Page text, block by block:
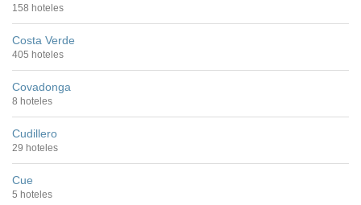
158 hoteles
Costa Verde
405 hoteles
Covadonga
8 hoteles
Cudillero
29 hoteles
Cue
5 hoteles